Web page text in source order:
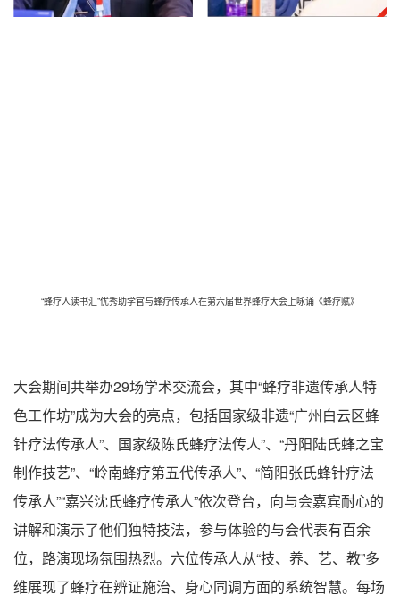
“蜂疗人读书汇”优秀助学官与蜂疗传承人在第六届世界蜂疗大会上咏诵《蜂疗赋》
大会期间共举办29场学术交流会，其中“蜂疗非遗传承人特
色工作坊”成为大会的亮点，包括国家级非遗“广州白云区蜂
针疗法传承人”、国家级陈氏蜂疗法传人”、“丹阳陆氏蜂之宝
制作技艺”、“岭南蜂疗第五代传承人”、“简阳张氏蜂针疗法
传承人”“嘉兴沈氏蜂疗传承人”依次登台，向与会嘉宾耐心的
讲解和演示了他们独特技法，参与体验的与会代表有百余
位，路演现场氛围热烈。六位传承人从“技、养、艺、教”多
维展现了蜂疗在辨证施治、身心同调方面的系统智慧。每场